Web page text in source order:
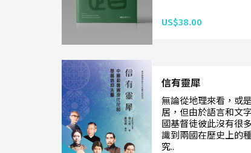
US$38.00
信有靈犀
無論從地理來看，或
居，但由於語言和文
國基督徒彼此沒有很
識到兩國在歷史上的
究..